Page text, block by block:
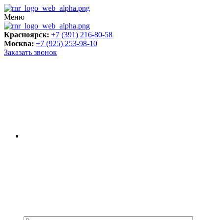
Меню
Красноярск: +7 (391) 216-80-58
Москва: +7 (925) 253-98-10
Заказать звонок